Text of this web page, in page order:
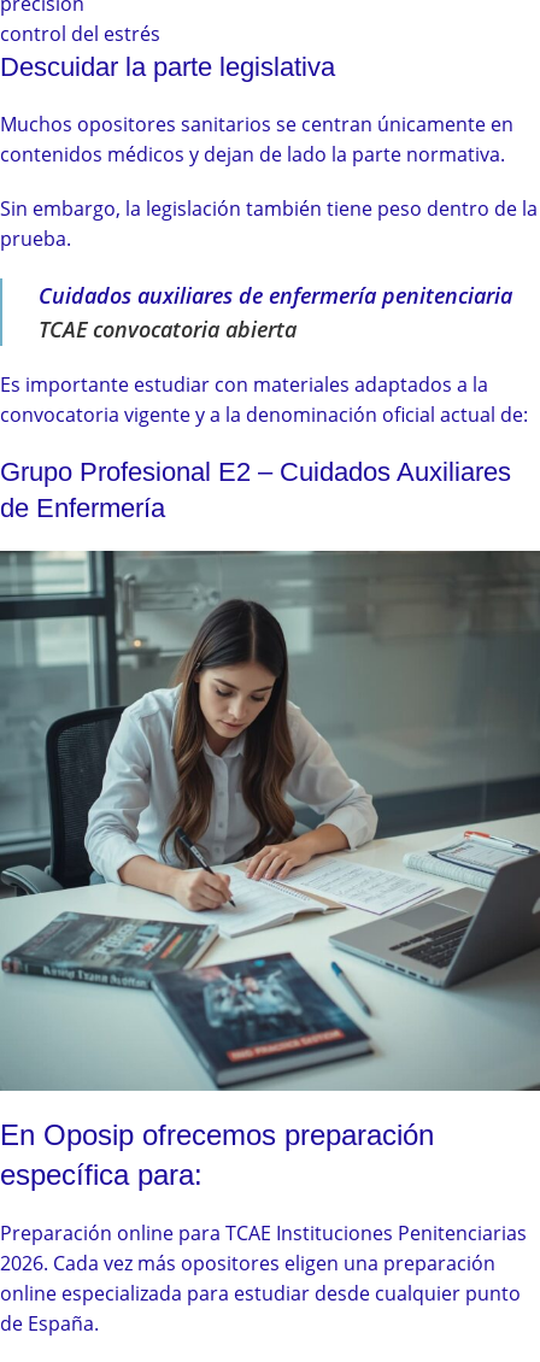
control del estrés
Descuidar la parte legislativa
Muchos opositores sanitarios se centran únicamente en
contenidos médicos y dejan de lado la parte normativa.
Sin embargo, la legislación también tiene peso dentro de la
prueba.
Cuidados auxiliares de enfermería penitenciaria
TCAE convocatoria abierta
Es importante estudiar con materiales adaptados a la
convocatoria vigente y a la denominación oficial actual de:
Grupo Profesional E2 – Cuidados Auxiliares
de Enfermería
En Oposip ofrecemos preparación
específica para:
Preparación online para TCAE Instituciones Penitenciarias
2026. Cada vez más opositores eligen una preparación
online especializada para estudiar desde cualquier punto
de España.